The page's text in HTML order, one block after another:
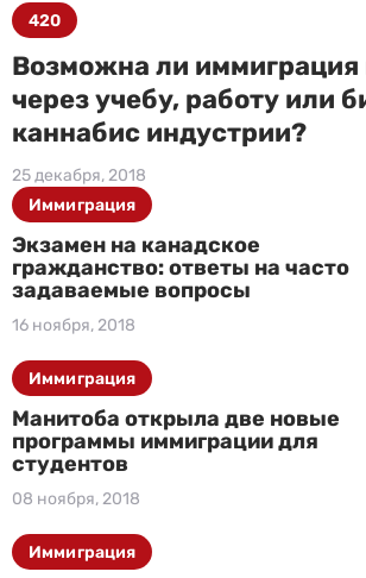
Возможна ли иммиграция
через учебу, работу или
каннабис индустрии?
25 декабря, 2018
420
Экзамен на канадское
гражданство: ответы на часто
задаваемые вопросы
16 ноября, 2018
Иммиграция
Манитоба открыла две новые
программы иммиграции для
студентов
08 ноября, 2018
Иммиграция
Иммиграция